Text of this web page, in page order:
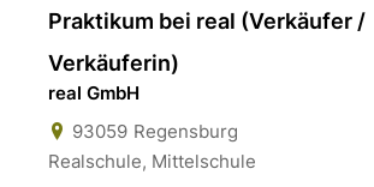
Praktikum bei real (Verkäufer /
Verkäuferin)
real GmbH
93059 Regensburg
Realschule, Mittelschule